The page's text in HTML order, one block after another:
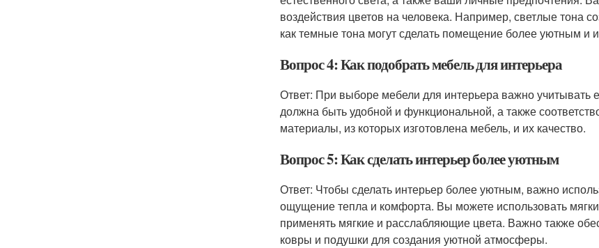
воздействия цветов на человека. Например, светлые тона
как темные тона могут сделать помещение более уютным и
Вопрос 4: Как подобрать мебель для интерьера
Ответ: При выборе мебели для интерьера важно
должна быть удобной и функциональной, а также
материалы, из которых изготовлена мебель, и их качество.
Вопрос 5: Как сделать интерьер более уютным
Ответ: Чтобы сделать интерьер более уютным, важно
ощущение тепла и комфорта. Вы можете использовать
применять мягкие и расслабляющие цвета. Важно также
ковры и подушки для создания уютной атмосферы.